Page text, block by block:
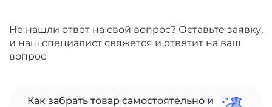
Не нашли ответ на свой вопрос? Оставьте заявку,
и наш специалист свяжется и ответит на ваш
вопрос
Как забрать товар самостоятельно и